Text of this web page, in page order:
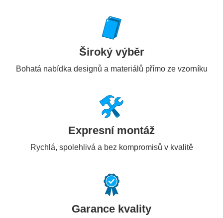
Široký výběr
Bohatá nabídka designů a materiálů přímo ze vzorníku
Expresní montáž
Rychlá, spolehlivá a bez kompromisů v kvalitě
Garance kvality